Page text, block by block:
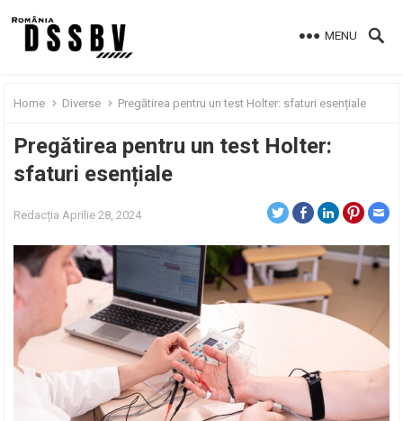
MENU
Home Diverse Pregătirea pentru un test Holter: sfaturi esențiale
Pregătirea pentru un test Holter:
sfaturi esențiale
Redacția Aprilie 28, 2024